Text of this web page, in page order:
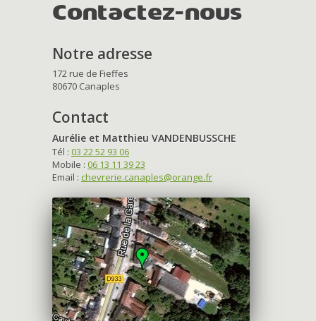
Contactez-nous
Notre adresse
172 rue de Fieffes
80670 Canaples
Contact
Aurélie et Matthieu VANDENBUSSCHE
Tél : 03 22 52 93 06
Mobile : 06 13 11 39 23
Email : chevrerie.canaples@orange.fr